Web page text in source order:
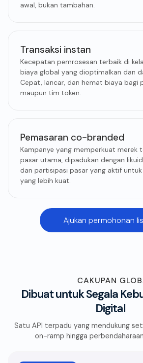
awal, bukan tambahan.
Transaksi instan
Kecepatan pemrosesan terbaik di
biaya global yang dioptimalkan dan
Cepat, lancar, dan hemat biaya bagi
maupun tim token.
Pemasaran co-branded
Kampanye yang memperkuat merek
pasar utama, dipadukan dengan
dan partisipasi pasar yang aktif
yang lebih kuat.
Ajukan permohonan
CAKUPAN
Dibuat untuk Segala
Digital
Satu API terpadu yang mendukung
on-ramp hingga